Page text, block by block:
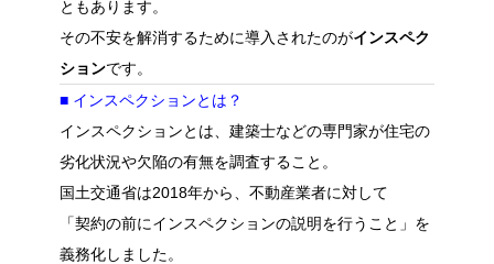
ともあります。
その不安を解消するために導入されたのがインスペク
ションです。
■ インスペクションとは？
インスペクションとは、建築士などの専門家が住宅の
劣化状況や欠陥の有無を調査すること。
国土交通省は2018年から、不動産業者に対して
「契約の前にインスペクションの説明を行うこと」を
義務化しました。